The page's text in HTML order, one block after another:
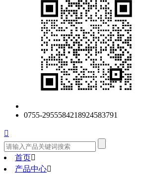
0755-2955584218924583791

首页
产品中心